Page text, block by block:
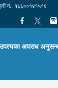
नं.: १६६००१४१५१६
उपत्यका अपराध